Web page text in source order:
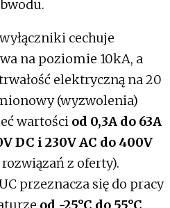
cechuje
na poziomie 10kA, a
elektryczną na 20
(wyzwolenia)
wartości od 0,3A do 63A
DC i 230V AC do 400V
z oferty).
przeznacza się do pracy
od -25°C do 55°C